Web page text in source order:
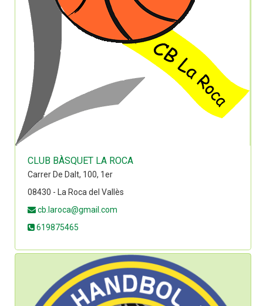
CLUB BÀSQUET LA ROCA
Carrer De Dalt, 100, 1er
08430 - La Roca del Vallès
cb.laroca@gmail.com
619875465